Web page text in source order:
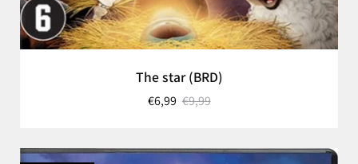
The star (BRD)
€6,99 €9,99